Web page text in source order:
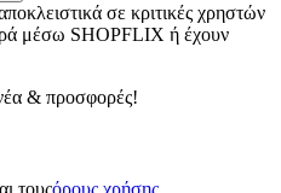
σε κριτικές χρηστών
μέσω SHOPFLIX ή έχουν
& προσφορές!
τουςόρους χρήσης